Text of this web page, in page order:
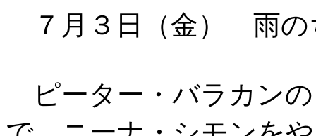
７月３日（金） 雨の
ピーター・バラカン